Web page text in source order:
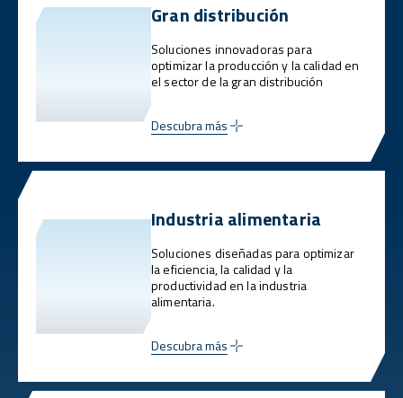
Gran distribución
Soluciones innovadoras para
optimizar la producción y la calidad en
el sector de la gran distribución
Descubra más
Industria alimentaria
Soluciones diseñadas para optimizar
la eficiencia, la calidad y la
productividad en la industria
alimentaria.
Descubra más